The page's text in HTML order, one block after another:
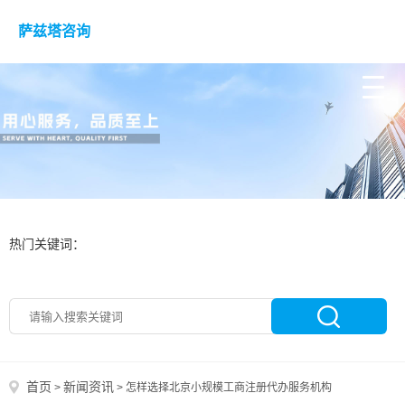
萨兹塔咨询
热门关键词：
首页 > 新闻资讯 > 怎样选择北京小规模工商注册代办服务机构